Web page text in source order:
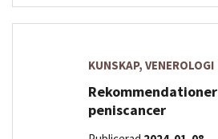
KUNSKAP, VENEROLOGI
Rekommendationer
peniscancer